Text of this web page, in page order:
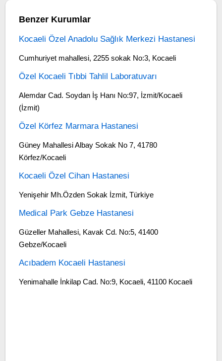
Benzer Kurumlar
Kocaeli Özel Anadolu Sağlık Merkezi Hastanesi
Cumhuriyet mahallesi, 2255 sokak No:3, Kocaeli
Özel Kocaeli Tıbbi Tahlil Laboratuvarı
Alemdar Cad. Soydan İş Hanı No:97, İzmit/Kocaeli
(İzmit)
Özel Körfez Marmara Hastanesi
Güney Mahallesi Albay Sokak No 7, 41780
Körfez/Kocaeli
Kocaeli Özel Cihan Hastanesi
Yenişehir Mh.Özden Sokak İzmit, Türkiye
Medical Park Gebze Hastanesi
Güzeller Mahallesi, Kavak Cd. No:5, 41400
Gebze/Kocaeli
Acıbadem Kocaeli Hastanesi
Yenimahalle İnkilap Cad. No:9, Kocaeli, 41100 Kocaeli